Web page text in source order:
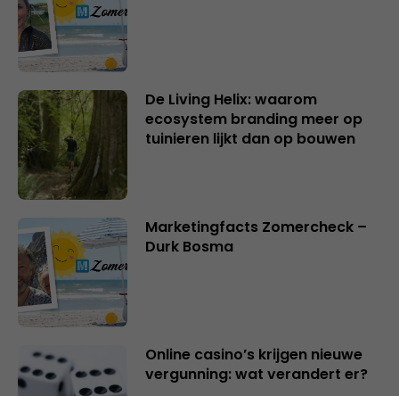
De Living Helix: waarom
ecosystem branding meer op
tuinieren lijkt dan op bouwen
Marketingfacts Zomercheck –
Durk Bosma
Online casino’s krijgen nieuwe
vergunning: wat verandert er?